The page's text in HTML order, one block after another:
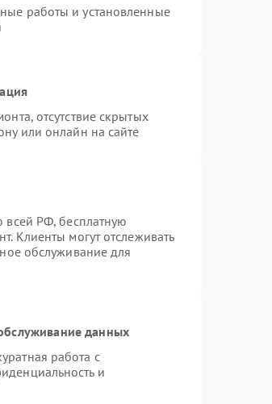
работы и установленные
отсутствие скрытых
или онлайн на сайте
всей РФ, бесплатную
Клиенты могут отслеживать
обслуживание для
данных
работа с
и